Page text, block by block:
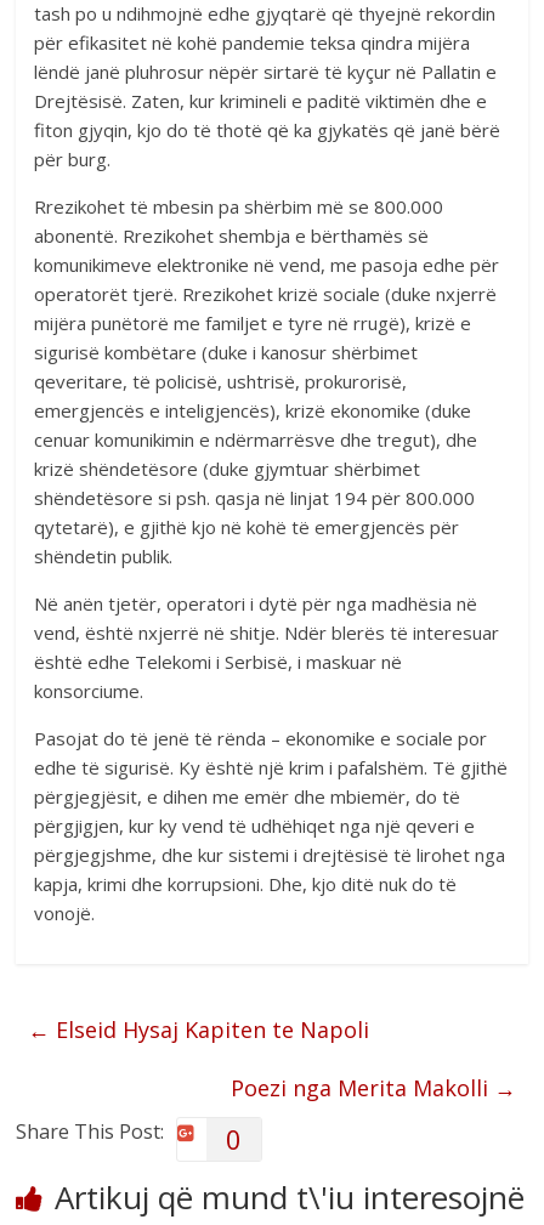
tash po u ndihmojnë edhe gjyqtarë që thyejnë rekordin
për efikasitet në kohë pandemie teksa qindra mijëra
lëndë janë pluhrosur nëpër sirtarë të kyçur në Pallatin e
Drejtësisë. Zaten, kur krimineli e paditë viktimën dhe e
fiton gjyqin, kjo do të thotë që ka gjykatës që janë bërë
për burg.
Rrezikohet të mbesin pa shërbim më se 800.000
abonentë. Rrezikohet shembja e bërthamës së
komunikimeve elektronike në vend, me pasoja edhe për
operatorët tjerë. Rrezikohet krizë sociale (duke nxjerrë
mijëra punëtorë me familjet e tyre në rrugë), krizë e
sigurisë kombëtare (duke i kanosur shërbimet
qeveritare, të policisë, ushtrisë, prokurorisë,
emergjencës e inteligjencës), krizë ekonomike (duke
cenuar komunikimin e ndërmarrësve dhe tregut), dhe
krizë shëndetësore (duke gjymtuar shërbimet
shëndetësore si psh. qasja në linjat 194 për 800.000
qytetarë), e gjithë kjo në kohë të emergjencës për
shëndetin publik.
Në anën tjetër, operatori i dytë për nga madhësia në
vend, është nxjerrë në shitje. Ndër blerës të interesuar
është edhe Telekomi i Serbisë, i maskuar në
konsorciume.
Pasojat do të jenë të rënda – ekonomike e sociale por
edhe të sigurisë. Ky është një krim i pafalshëm. Të gjithë
përgjegjësit, e dihen me emër dhe mbiemër, do të
përgjigjen, kur ky vend të udhëhiqet nga një qeveri e
përgjegjshme, dhe kur sistemi i drejtësisë të lirohet nga
kapja, krimi dhe korrupsioni. Dhe, kjo ditë nuk do të
vonojë.
← Elseid Hysaj Kapiten te Napoli
Poezi nga Merita Makolli →
Share This Post: 0
Artikuj që mund t\'iu interesojnë